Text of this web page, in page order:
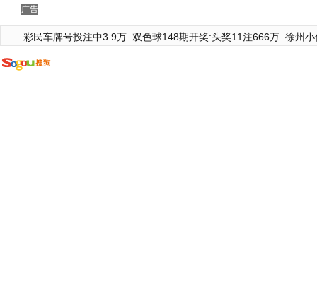
广告
彩民车牌号投注中3.9万 双色球148期开奖:头奖11注666万 徐州